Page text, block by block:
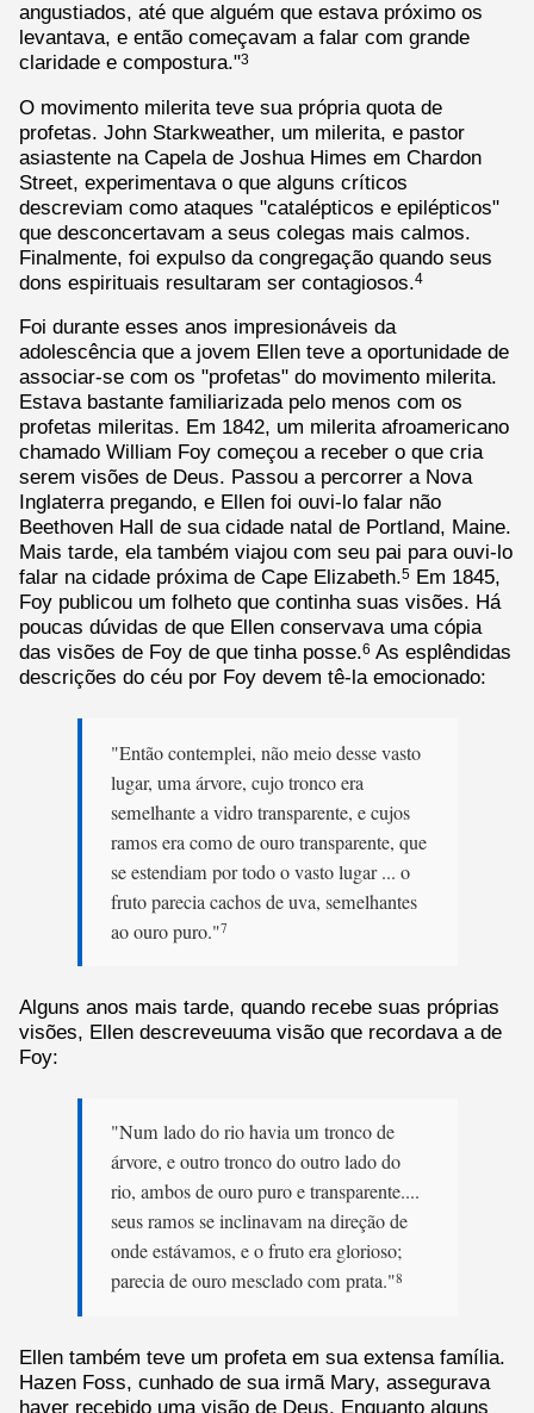
angustiados, até que alguém que estava próximo os
levantava, e então começavam a falar com grande
claridade e compostura."3
O movimento milerita teve sua própria quota de
profetas. John Starkweather, um milerita, e pastor
asiastente na Capela de Joshua Himes em Chardon
Street, experimentava o que alguns críticos
descreviam como ataques "catalépticos e epilépticos"
que desconcertavam a seus colegas mais calmos.
Finalmente, foi expulso da congregação quando seus
dons espirituais resultaram ser contagiosos.4
Foi durante esses anos impresionáveis da
adolescência que a jovem Ellen teve a oportunidade de
associar-se com os "profetas" do movimento milerita.
Estava bastante familiarizada pelo menos com os
profetas mileritas. Em 1842, um milerita afroamericano
chamado William Foy começou a receber o que cria
serem visões de Deus. Passou a percorrer a Nova
Inglaterra pregando, e Ellen foi ouvi-lo falar não
Beethoven Hall de sua cidade natal de Portland, Maine.
Mais tarde, ela também viajou com seu pai para ouvi-lo
falar na cidade próxima de Cape Elizabeth.5 Em 1845,
Foy publicou um folheto que continha suas visões. Há
poucas dúvidas de que Ellen conservava uma cópia
das visões de Foy de que tinha posse.6 As esplêndidas
descrições do céu por Foy devem tê-la emocionado:
"Então contemplei, não meio desse vasto
lugar, uma árvore, cujo tronco era
semelhante a vidro transparente, e cujos
ramos era como de ouro transparente, que
se estendiam por todo o vasto lugar ... o
fruto parecia cachos de uva, semelhantes
ao ouro puro."7
Alguns anos mais tarde, quando recebe suas próprias
visões, Ellen descreveuuma visão que recordava a de
Foy:
"Num lado do rio havia um tronco de
árvore, e outro tronco do outro lado do
rio, ambos de ouro puro e transparente....
seus ramos se inclinavam na direção de
onde estávamos, e o fruto era glorioso;
parecia de ouro mesclado com prata."8
Ellen também teve um profeta em sua extensa família.
Hazen Foss, cunhado de sua irmã Mary, assegurava
haver recebido uma visão de Deus. Enquanto alguns